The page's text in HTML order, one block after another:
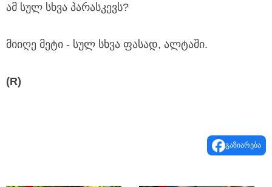
ამ სულ სხვა პარასკევს?
მიიღე მეტი - სულ სხვა ფასად, ალტაში.
(R)
გაზიარება